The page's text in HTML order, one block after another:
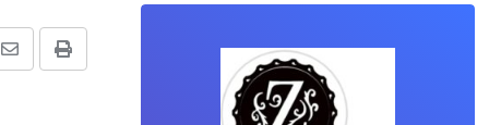
Print
Share